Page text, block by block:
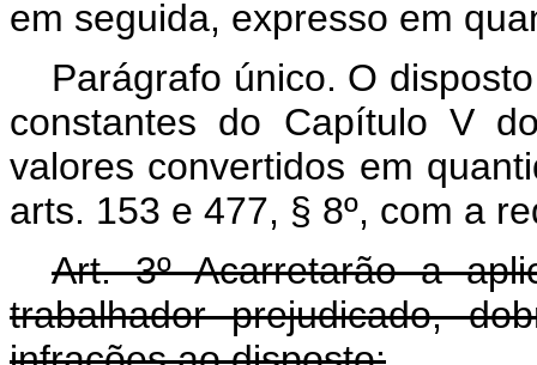
em seguida, expresso em
Parágrafo único. O
constantes do Capítulo V
valores convertidos em
arts. 153 e 477, § 8º, com a
Art. 3º Acarretarão a
trabalhador prejudicado,